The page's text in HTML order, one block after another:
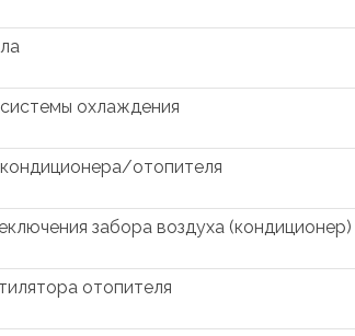
охлаждения
отопителя
забора воздуха (кондиционер)
отопителя